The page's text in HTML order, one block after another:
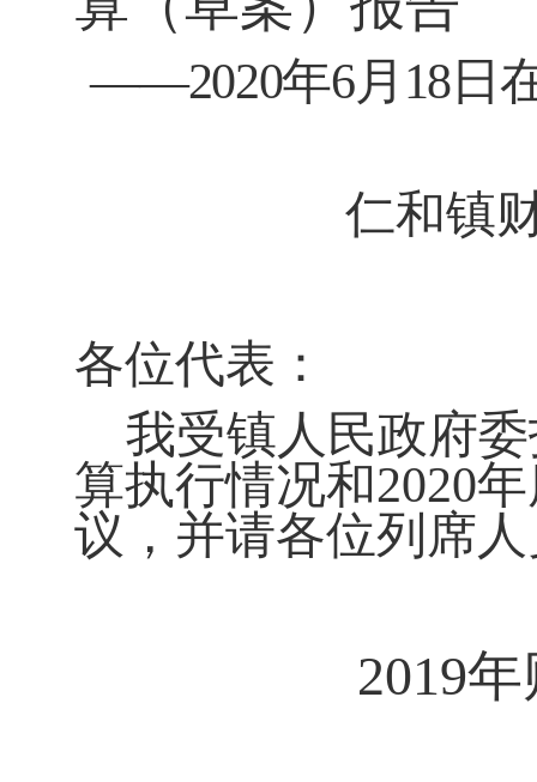
——2020年6月 18日
仁和镇
各位代表：
我受镇人民政府
算执行情况和2020
议，并请各位列席
2019年